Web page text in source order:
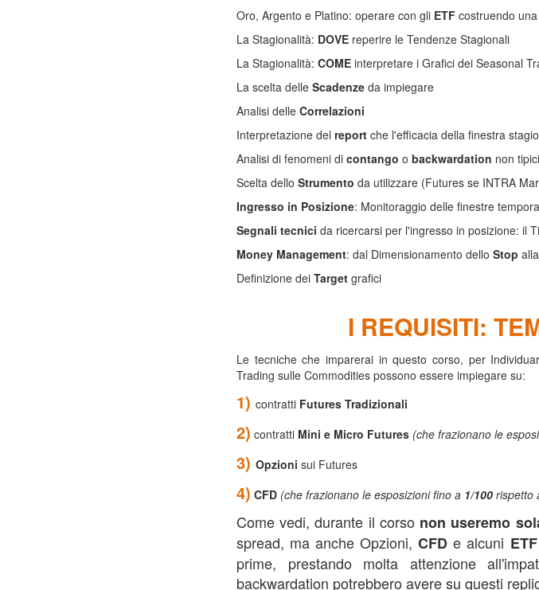
Oro, Argento e Platino: operare con gli ETF costruendo
La Stagionalità: DOVE reperire le Tendenze Stagionali
La Stagionalità: COME interpretare i Grafici dei Seasonal
La scelta delle Scadenze da impiegare
Analisi delle Correlazioni
Interpretazione del report che l'efficacia della finestra
Analisi di fenomeni di contango o backwardation non tipici
Scelta dello Strumento da utilizzare (Futures se INTRA
Ingresso in Posizione: Monitoraggio delle finestre
Segnali tecnici da ricercarsi per l'ingresso in posizione: il
Money Management: dal Dimensionamento dello Stop
Definizione dei Target grafici
I REQUISITI:
Le tecniche che imparerai in questo corso, per
Trading sulle Commodities possono essere impiegare su:
1) contratti Futures Tradizionali
2) contratti Mini e Micro Futures (che frazionano le
3) Opzioni sui Futures
4) CFD (che frazionano le esposizioni fino a 1/100 rispetto
Come vedi, durante il corso non useremo
spread, ma anche Opzioni,CFD e alcuni ETF
prime, prestando molta attenzione
backwardation potrebbero avere su questi